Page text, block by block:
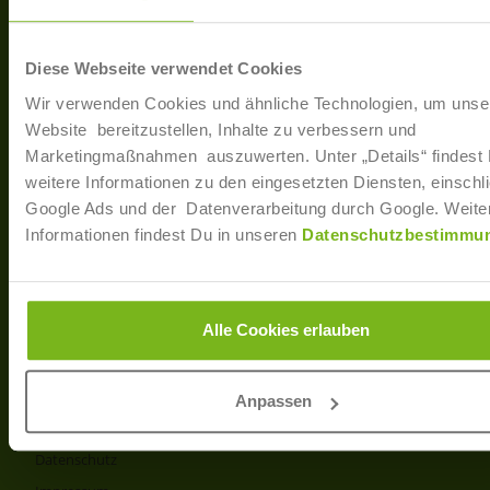
Diese Webseite verwendet Cookies
Wir verwenden Cookies und ähnliche Technologien, um
Website bereitzustellen, Inhalte zu verbessern und
Marketingmaßnahmen auszuwerten. Unter „Details“ findest
weitere Informationen zu den eingesetzten Diensten,
Google Ads und der Datenverarbeitung durch Google.
Informationen findest Du in unseren
Alle Cookies erlauben
Anpassen
40233 Düsseldorf
T: +49 (0)211 / 866 68 - 13
E-Mail: info@joborama.de
Über Uns
Veranstaltungen
Ansprechpartner
Partner
Produkt- und Preisliste
Disclaimer